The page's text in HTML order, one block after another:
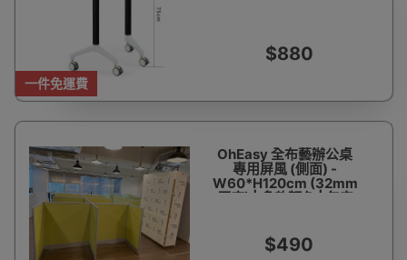
一件免運費
$880
OhEasy 全布藝辦公桌
專用屏風 (側面) -
W60*H120cm (32mm
厚度) | 多款顏色 | 包安
$490